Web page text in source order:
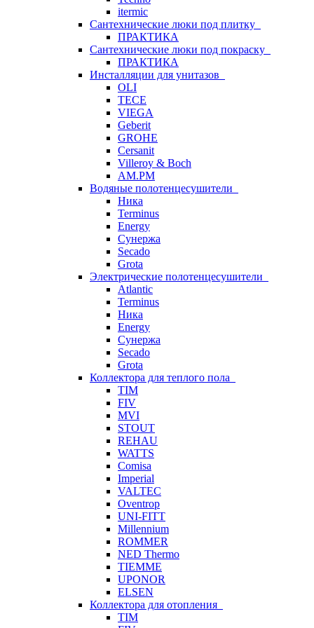
itermic
Сантехнические люки под плитку
ПРАКТИКА
Сантехнические люки под покраску
ПРАКТИКА
Инсталляции для унитазов
OLI
TECE
VIEGA
Geberit
GROHE
Cersanit
Villeroy & Boch
AM.PM
Водяные полотенцесушители
Ника
Terminus
Energy
Сунержа
Secado
Grota
Электрические полотенцесушители
Atlantic
Terminus
Ника
Energy
Сунержа
Secado
Grota
Коллектора для теплого пола
TIM
FIV
MVI
STOUT
REHAU
WATTS
Comisa
Imperial
VALTEC
Oventrop
UNI-FITT
Millennium
ROMMER
NED Thermo
TIEMME
UPONOR
ELSEN
Коллектора для отопления
TIM